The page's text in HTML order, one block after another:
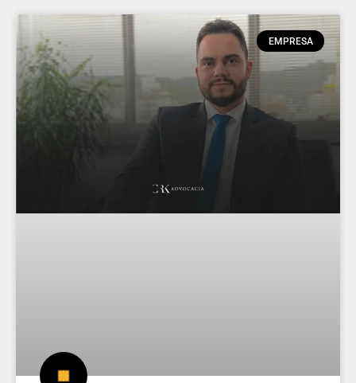
EMPRESA